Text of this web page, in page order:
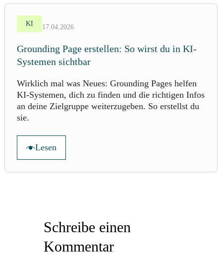
KI 17.04.2026
Grounding Page erstellen: So wirst du in KI-
Systemen sichtbar
Wirklich mal was Neues: Grounding Pages helfen
KI-Systemen, dich zu finden und die richtigen Infos
an deine Zielgruppe weiterzugeben. So erstellst du
sie.
Lesen
Schreibe einen
Kommentar